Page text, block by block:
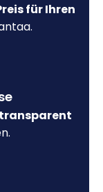
für Ihren
transparent